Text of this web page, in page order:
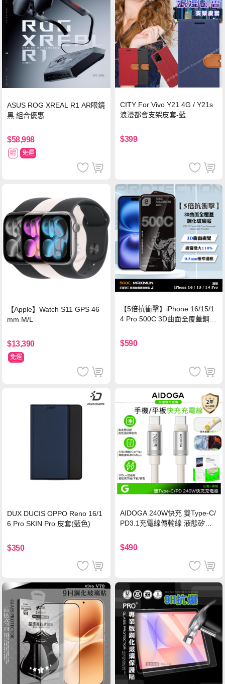
ASUS ROG XREAL R1 AR眼鏡
黑 組合優惠
$58,998
贈 免運
CITY For Vivo Y21 4G / Y21s
浪漫都會支架皮套-藍
$399
【Apple】Watch S11 GPS 46
mm M/L
$13,390
免運
【5倍抗衝擊】iPhone 16/15/1
4 Pro 500C 3D曲面全覆蓋鋼化
保護貼
$590
DUX DUCIS OPPO Reno 16/1
6 Pro SKIN Pro 皮套(藍色)
$350
AIDOGA 240W快充 雙Type-C/
PD3.1充電線傳輸線 液態矽膠
機/平板/筆電
$490